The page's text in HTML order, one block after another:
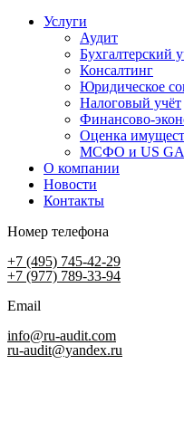
Услуги
Аудит
Бухгалтерский
Консалтинг
Юридическое
Налоговый учёт
Финансово-
Оценка
МСФО и US
О компании
Новости
Контакты
Номер телефона
+7 (495) 745-42-29
+7 (977) 789-33-94
Email
info@ru-audit.com
ru-audit@yandex.ru